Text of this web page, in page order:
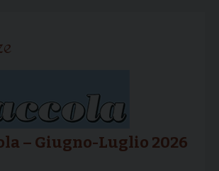
– Giugno-Luglio 2026